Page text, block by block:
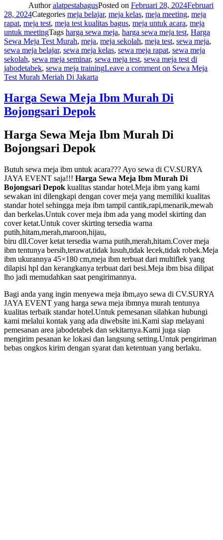
AuthoralatpestabagusPosted on Februari 28, 2024Februari
28, 2024Categories meja belajar, meja kelas, meja meeting, meja
rapat, meja test, meja test kualitas bagus, meja untuk acara, meja
untuk meetingTags harga sewa meja, harga sewa meja test, Harga
Sewa Meja Test Murah, meja, meja sekolah, meja test, sewa meja,
sewa meja belajar, sewa meja kelas, sewa meja rapat, sewa meja
sekolah, sewa meja seminar, sewa meja test, sewa meja test di
jabodetabek, sewa meja trainingLeave a comment on Sewa Meja
Test Murah Meriah Di Jakarta
Harga Sewa Meja Ibm Murah Di
Bojongsari Depok
Harga Sewa Meja Ibm Murah Di
Bojongsari Depok
Butuh sewa meja ibm untuk acara??? Ayo sewa di CV.SURYA
JAYA EVENT saja!!! Harga Sewa Meja Ibm Murah Di
Bojongsari Depok kualitas standar hotel.Meja ibm yang kami
sewakan ini dilengkapi dengan cover meja yang memiliki kualitas
standar hotel sehingga meja ibm tampil cantik,rapi,menarik,mewah
dan berkelas.Untuk cover meja ibm ada yang model skirting dan
cover ketat.Untuk cover skirting tersedia warna
putih,hitam,merah,maroon,hijau,
biru dll.Cover ketat tersedia warna putih,merah,hitam.Cover meja
ibm tentunya bersih,terawat,tidak lusuh,tidak lecek,tidak robek.Meja
ibm ukurannya 45×180 cm,meja ibm terbuat dari multiflek yang
dilapisi hpl dan kerangkanya terbuat dari besi.Meja ibm bisa dilipat
lho jadi memudahkan saat pengirimannya.
Bagi anda yang ingin menyewa meja ibm,ayo sewa di CV.SURYA
JAYA EVENT yang harga sewa meja ibmnya murah tentunya
kualitas terbaik standar hotel.Untuk pemesanan silahkan hubungi
kami melalui kontak yang ada diwebsite ini.Kami siap melayani
pemesanan area jabodetabek dan sekitarnya.Kami juga siap
mengirim pesanan ke lokasi dan langsung setting.Untuk pengiriman
bebas ongkos kirim dengan syarat dan ketentuan yang berlaku.